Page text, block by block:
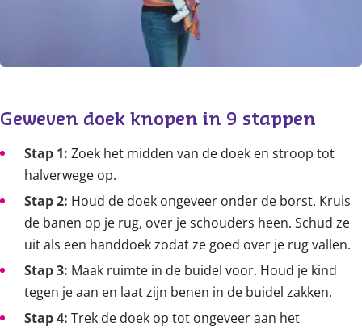
Geweven doek knopen in 9 stappen
Stap 1: Zoek het midden van de doek en stroop tot
halverwege op.
Stap 2: Houd de doek ongeveer onder de borst. Kruis
de banen op je rug, over je schouders heen. Schud ze
uit als een handdoek zodat ze goed over je rug vallen.
Stap 3: Maak ruimte in de buidel voor. Houd je kind
tegen je aan en laat zijn benen in de buidel zakken.
Stap 4: Trek de doek op tot ongeveer aan het